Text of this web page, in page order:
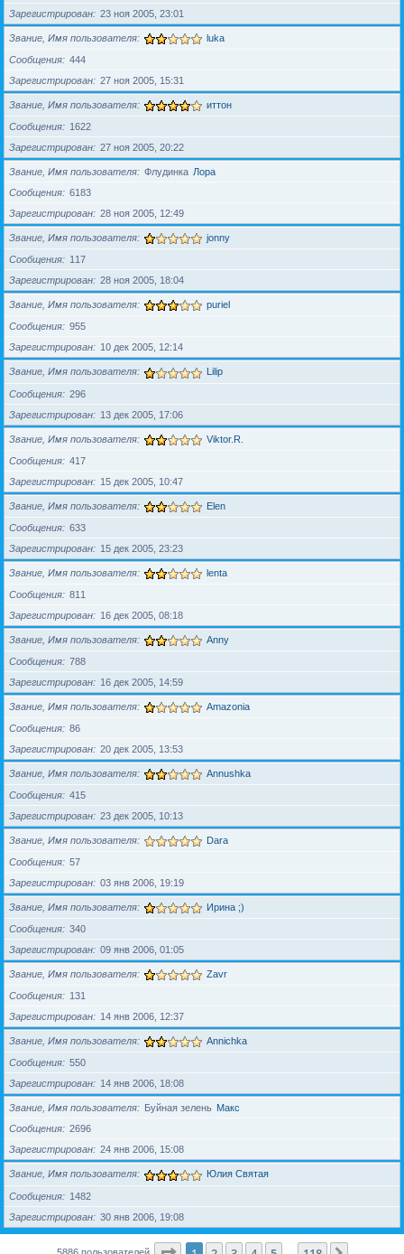
Зарегистрирован
23 ноя 2005, 23:01
Звание, Имя пользователя luka
Сообщения
444
Зарегистрирован
27 ноя 2005, 15:31
Звание, Имя пользователя иттон
Сообщения
1622
Зарегистрирован
27 ноя 2005, 20:22
Звание, Имя пользователя Флудинка Лора
Сообщения
6183
Зарегистрирован
28 ноя 2005, 12:49
Звание, Имя пользователя jonny
Сообщения
117
Зарегистрирован
28 ноя 2005, 18:04
Звание, Имя пользователя puriel
Сообщения
955
Зарегистрирован
10 дек 2005, 12:14
Звание, Имя пользователя Lilip
Сообщения
296
Зарегистрирован
13 дек 2005, 17:06
Звание, Имя пользователя Viktor.R.
Сообщения
417
Зарегистрирован
15 дек 2005, 10:47
Звание, Имя пользователя Elen
Сообщения
633
Зарегистрирован
15 дек 2005, 23:23
Звание, Имя пользователя lenta
Сообщения
811
Зарегистрирован
16 дек 2005, 08:18
Звание, Имя пользователя Anny
Сообщения
788
Зарегистрирован
16 дек 2005, 14:59
Звание, Имя пользователя Amazonia
Сообщения
86
Зарегистрирован
20 дек 2005, 13:53
Звание, Имя пользователя Annushka
Сообщения
415
Зарегистрирован
23 дек 2005, 10:13
Звание, Имя пользователя Dara
Сообщения
57
Зарегистрирован
03 янв 2006, 19:19
Звание, Имя пользователя Ирина ;)
Сообщения
340
Зарегистрирован
09 янв 2006, 01:05
Звание, Имя пользователя Zavr
Сообщения
131
Зарегистрирован
14 янв 2006, 12:37
Звание, Имя пользователя Annichka
Сообщения
550
Зарегистрирован
14 янв 2006, 18:08
Звание, Имя пользователя Буйная зелень Макс
Сообщения
2696
Зарегистрирован
24 янв 2006, 15:08
Звание, Имя пользователя Юлия Святая
Сообщения
1482
Зарегистрирован
30 янв 2006, 19:08
5886 пользователей